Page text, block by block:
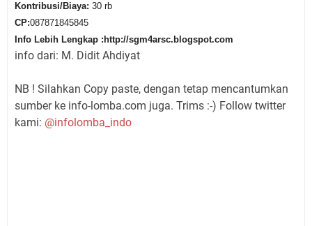
Kontribusi/Biaya: 30 rb
CP:087871845845
Info Lebih Lengkap :http://sgm4arsc.blogspot.com
info dari: M. Didit Ahdiyat
NB ! Silahkan Copy paste, dengan tetap mencantumkan
sumber ke info-lomba.com juga. Trims :-) Follow twitter
kami: @infolomba_indo